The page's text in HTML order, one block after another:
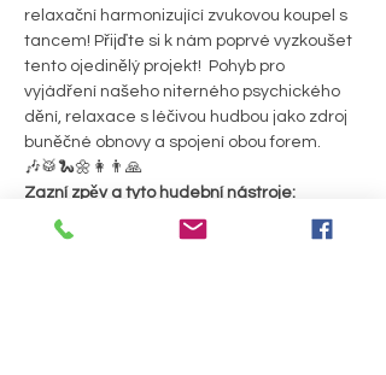
relaxační harmonizující zvukovou koupel s
tancem! Přijďte si k nám poprvé vyzkoušet
tento ojedinělý projekt!  Pohyb pro
vyjádření našeho niterného psychického
dění, relaxace s léčivou hudbou jako zdroj
buněčné obnovy a spojení obou forem.
🎶🥁🐍🌼👩👨🙏
Zazní zpěv a tyto hudební nástroje:
zvonkohry, gong, tibetské mísy,
didgeridoo, buben djembe, rámový buben,